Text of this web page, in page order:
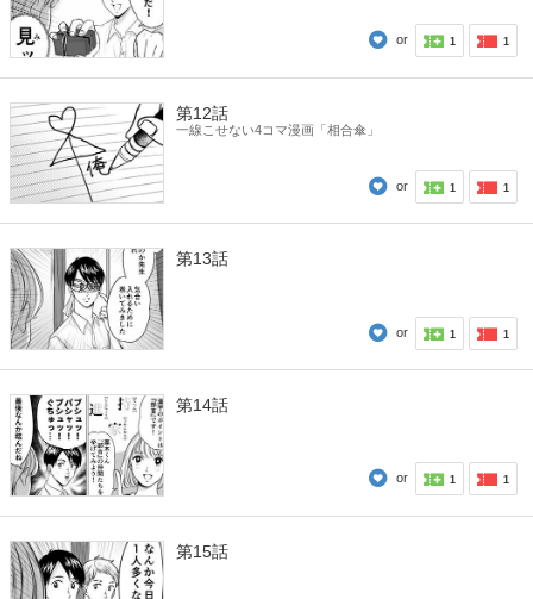
or 1 1
第12話
一線こせない4コマ漫画「相合傘」
or 1 1
第13話
or 1 1
第14話
or 1 1
第15話